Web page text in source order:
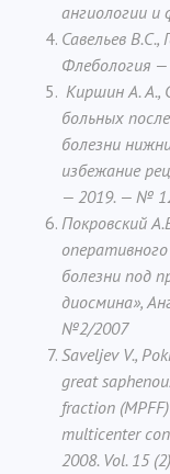
ангиологии
Савельев В.С.,
Флебология
Киршин А. А.,
больных
болезни
избежание
— 2019. — №
Покровский
болезни под
диосмина»,
№2/2007
Saveljev V.,
great
fraction
multicenter
2008. Vol. 15